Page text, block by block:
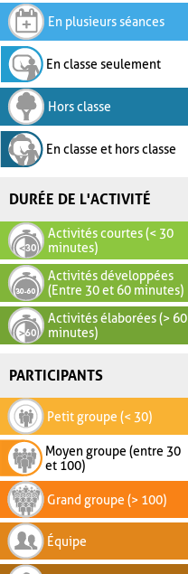
En plusieurs séances
En classe seulement
Hors classe
En classe et hors classe
DURÉE DE L'ACTIVITÉ
Activités courtes (< 30
minutes)
Activités développées
(Entre 30 et 60 minutes)
Activités élaborées (> 60
minutes)
PARTICIPANTS
Petit groupe (< 30)
Moyen groupe (entre 30
et 100)
Grand groupe (> 100)
Équipe